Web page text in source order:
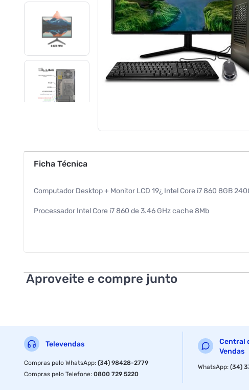
Ficha Técnica
Computador Desktop + Monitor LCD 19¿ Intel Core i7 860 8GB
Processador Intel Core i7 860 de 3.46 GHz cache 8Mb
Fonte de 220W
- 01 x VGA
- 01 x HDMI
Aproveite e compre junto
Televendas
Compras pelo WhatsApp:(34) 98428-2779
Compras pelo Telefone:0800 729 5220
Central
Vendas
WhatsApp:(34)